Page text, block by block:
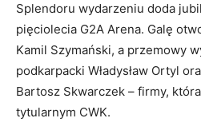
Splendoru wydarzeniu doda
pięciolecia G2A Arena. Galę
Kamil Szymański, a przemowy
podkarpacki Władysław Ortyl
Bartosz Skwarczek – firmy,
tytularnym CWK.